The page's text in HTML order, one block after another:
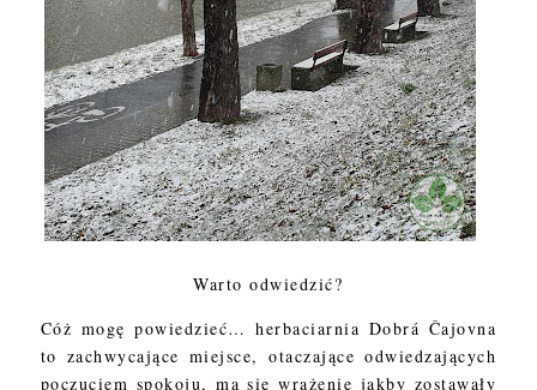
Warto odwiedzić?
Cóż mogę powiedzieć… herbaciarnia Dobrá Čajovna
to zachwycające miejsce, otaczające odwiedzających
poczuciem spokoju, ma się wrażenie jakby zostawały